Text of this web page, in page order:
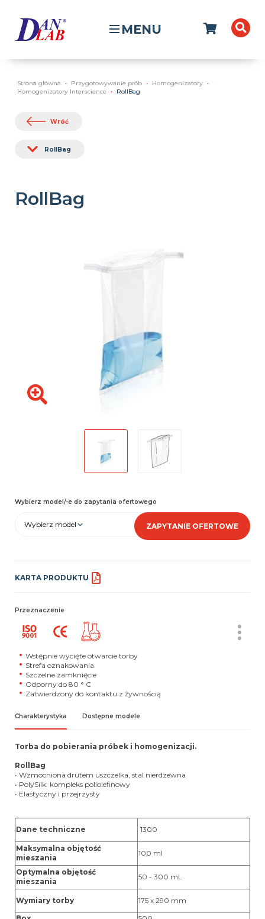
MENU
Strona główna Przygotowywanie prób
Homogenizatory
Homogenizatory Interscience
RollBag
Wróć
RollBag
RollBag
Wybierz model/-e do zapytania ofertowego
Wybierz model ZAPYTANIE OFERTOWE
KARTA PRODUKTU
Przeznaczenie
Wstępnie wycięte otwarcie torby
Strefa oznakowania
Szczelne zamknięcie
Odporny do 80 ° C
Zatwierdzony do kontaktu z żywnością
Charakterystyka Dostępne modele
Torba do pobierania próbek i homogenizacji.
RollBag
• Wzmocniona drutem uszczelka, stal nierdzewna
• PolySilk: kompleks poliolefinowy
• Elastyczny i przejrzysty
Dane techniczne 1300
Maksymalna objętość
mieszania
100 ml
Optymalna objętość
mieszania
50 - 300 mL
Wymiary torby
175 x 290 mm